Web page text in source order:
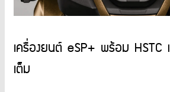
เครื่องยนต์ eSP+ พร้อม HSTC
เต็ม